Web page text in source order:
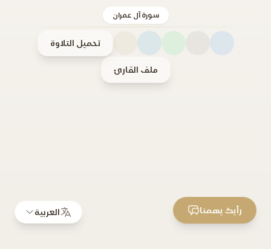
سورة آل عمران
تحميل التلاوة
ملف القارئ
العربية رأيك يهمنا